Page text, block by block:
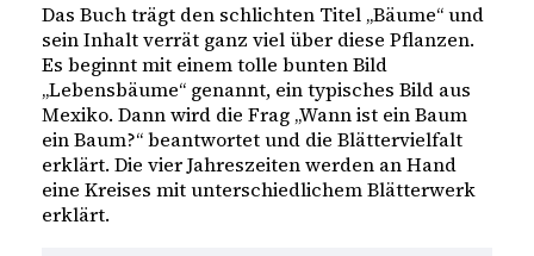
Das Buch trägt den schlichten Titel „Bäume“ und
sein Inhalt verrät ganz viel über diese Pflanzen.
Es beginnt mit einem tolle bunten Bild
„Lebensbäume“ genannt, ein typisches Bild aus
Mexiko. Dann wird die Frag „Wann ist ein Baum
ein Baum?“ beantwortet und die Blättervielfalt
erklärt. Die vier Jahreszeiten werden an Hand
eine Kreises mit unterschiedlichem Blätterwerk
erklärt.